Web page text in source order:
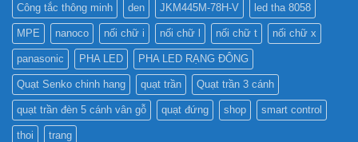
Công tắc thông minh den JKM445M-78H-V led tha 8058
MPE nanoco nối chữ i nối chữ l nối chữ t nối chữ x
panasonic PHA LED PHA LED RẠNG ĐÔNG
Quạt Senko chinh hang quạt trần Quạt trần 3 cánh
quạt trần đèn 5 cánh vân gỗ quạt đứng shop smart control
thoi trang